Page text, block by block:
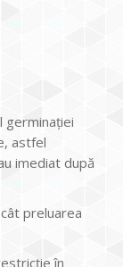
germinaţiei
astfel
imediat după
preluarea
în